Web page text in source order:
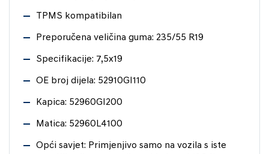
TPMS kompatibilan
Preporučena veličina guma: 235/55 R19
Specifikacije: 7,5x19
OE broj dijela: 52910GI110
Kapica: 52960GI200
Matica: 52960L4100
Opći savjet: Primjenjivo samo na vozila s iste